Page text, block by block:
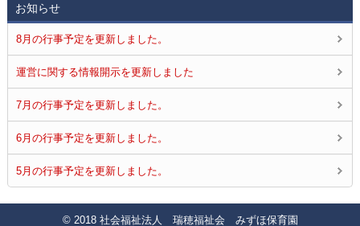
お知らせ
8月の行事予定を更新しました。
運営に関する情報開示を更新しました
7月の行事予定を更新しました。
6月の行事予定を更新しました。
5月の行事予定を更新しました。
© 2018 社会福祉法人 瑞穂福祉会 みずほ保育園